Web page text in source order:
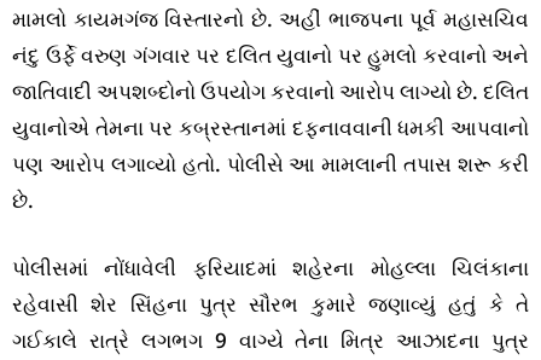
મામલો કાયમગંજ વિસ્તારનો છે. અહીં ભાજપના પૂર્વ મહાસચિવ
નંદુ ઉર્ફે વરુણ ગંગવાર પર દલિત યુવાનો પર હુમલો કરવાનો અને
જાતિવાદી અપશબ્દોનો ઉપયોગ કરવાનો આરોપ લાગ્યો છે. દલિત
યુવાનોએ તેમના પર કબ્રસ્તાનમાં દફનાવવાની ધમકી આપવાનો
પણ આરોપ લગાવ્યો હતો. પોલીસે આ મામલાની તપાસ શરૂ કરી
છે.
પોલીસમાં નોંધાવેલી ફરિયાદમાં શહેરના મોહલ્લા ચિલંકાના
રહેવાસી શેર સિંહના પુત્ર સૌરભ કુમારે જણાવ્યું હતું કે તે
ગઈકાલે રાત્રે લગભગ 9 વાગ્યે તેના મિત્ર આઝાદના પુત્ર